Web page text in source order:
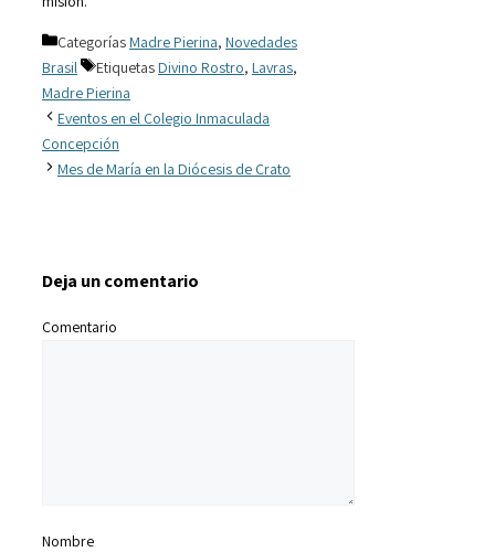
CategoríasMadre Pierina, Novedades
Brasil
EtiquetasDivino Rostro, Lavras,
Madre Pierina
Eventos en el Colegio Inmaculada
Concepción
Mes de María en la Diócesis de Crato
Deja un comentario
Comentario
Nombre